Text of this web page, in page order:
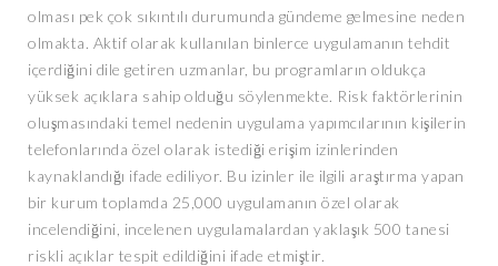
olması pek çok sıkıntılı durumunda gündeme gelmesine neden
olmakta. Aktif olarak kullanılan binlerce uygulamanın tehdit
içerdiğini dile getiren uzmanlar, bu programların oldukça
yüksek açıklara sahip olduğu söylenmekte. Risk faktörlerinin
oluşmasındaki temel nedenin uygulama yapımcılarının kişilerin
telefonlarında özel olarak istediği erişim izinlerinden
kaynaklandığı ifade ediliyor. Bu izinler ile ilgili araştırma yapan
bir kurum toplamda 25,000 uygulamanın özel olarak
incelendiğini, incelenen uygulamalardan yaklaşık 500 tanesi
riskli açıklar tespit edildiğini ifade etmiştir.